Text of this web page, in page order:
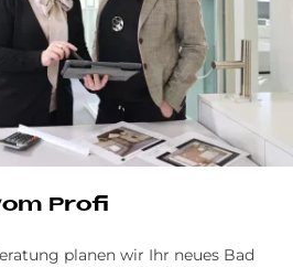
Pro­fi
planen wir Ihr neues Bad